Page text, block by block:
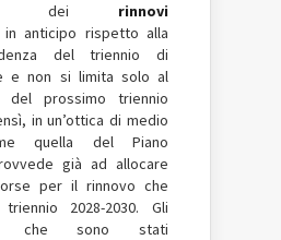
dei rinnovi
in anticipo rispetto alla
del triennio di
e non si limita solo al
del prossimo triennio
in un’ottica di medio
quella del Piano
già ad allocare
per il rinnovo che
2028-2030. Gli
che sono stati